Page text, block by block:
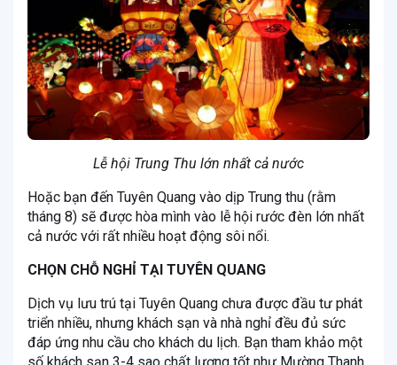
Lễ hội Trung Thu lớn nhất cả nước
Hoặc bạn đến Tuyên Quang vào dịp Trung thu (rằm
tháng 8) sẽ được hòa mình vào lễ hội rước đèn lớn nhất
cả nước với rất nhiều hoạt động sôi nổi.
CHỌN CHỖ NGHỈ TẠI TUYÊN QUANG
Dịch vụ lưu trú tại Tuyên Quang chưa được đầu tư phát
triển nhiều, nhưng khách sạn và nhà nghỉ đều đủ sức
đáp ứng nhu cầu cho khách du lịch. Bạn tham khảo một